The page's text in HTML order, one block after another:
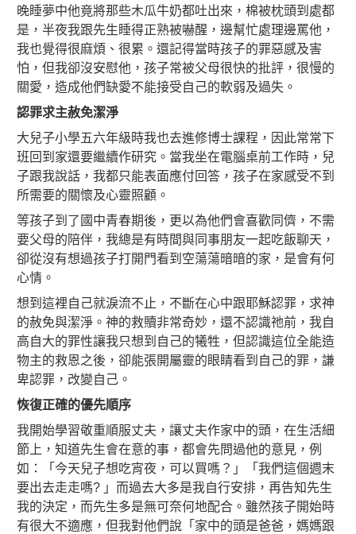
晚睡夢中他竟將那些木瓜牛奶都吐出來，棉被枕頭到處都
是，半夜我跟先生睡得正熟被嚇醒，邊幫忙處理邊罵他，
我也覺得很麻煩、很累。還記得當時孩子的罪惡感及害
怕，但我卻沒安慰他，孩子常被父母很快的批評，很慢的
關愛，造成他們缺愛不能接受自己的軟弱及過失。
認罪求主赦免潔淨
大兒子小學五六年級時我也去進修博士課程，因此常常下
班回到家還要繼續作研究。當我坐在電腦桌前工作時，兒
子跟我說話，我都只能表面應付回答，孩子在家感受不到
所需要的關懷及心靈照顧。
等孩子到了國中青春期後，更以為他們會喜歡同儕，不需
要父母的陪伴，我總是有時間與同事朋友一起吃飯聊天，
卻從沒有想過孩子打開門看到空蕩蕩暗暗的家，是會有何
心情。
想到這裡自己就淚流不止，不斷在心中跟耶穌認罪，求神
的赦免與潔淨。神的救贖非常奇妙，還不認識祂前，我自
高自大的罪性讓我只想到自己的犧牲，但認識這位全能造
物主的救恩之後，卻能張開屬靈的眼睛看到自己的罪，謙
卑認罪，改變自己。
恢復正確的優先順序
我開始學習敬重順服丈夫，讓丈夫作家中的頭，在生活細
節上，知道先生會在意的事，都會先問過他的意見，例
如：「今天兒子想吃宵夜，可以買嗎？」「我們這個週末
要出去走走嗎? 」而過去大多是我自行安排，再告知先生
我的決定，而先生多是無可奈何地配合。雖然孩子開始時
有很大不適應，但我對他們說「家中的頭是爸爸，媽媽跟